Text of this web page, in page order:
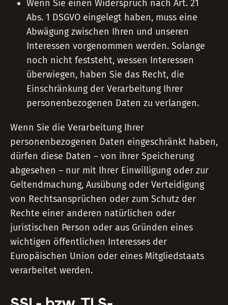
Wenn Sie einen Widerspruch nach Art. 21
Abs. 1 DSGVO eingelegt haben, muss eine
Abwägung zwischen Ihren und unseren
Interessen vorgenommen werden. Solange
noch nicht feststeht, wessen Interessen
überwiegen, haben Sie das Recht, die
Einschränkung der Verarbeitung Ihrer
personenbezogenen Daten zu verlangen.
Wenn Sie die Verarbeitung Ihrer
personenbezogenen Daten eingeschränkt haben,
dürfen diese Daten – von ihrer Speicherung
abgesehen – nur mit Ihrer Einwilligung oder zur
Geltendmachung, Ausübung oder Verteidigung
von Rechtsansprüchen oder zum Schutz der
Rechte einer anderen natürlichen oder
juristischen Person oder aus Gründen eines
wichtigen öffentlichen Interesses der
Europäischen Union oder eines Mitgliedstaats
verarbeitet werden.